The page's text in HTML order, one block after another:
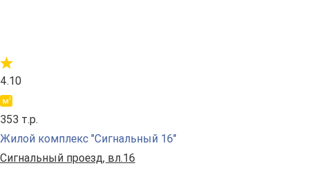
4.10
353 т.р.
Жилой комплекс "Сигнальный 16"
Сигнальный проезд, вл.16